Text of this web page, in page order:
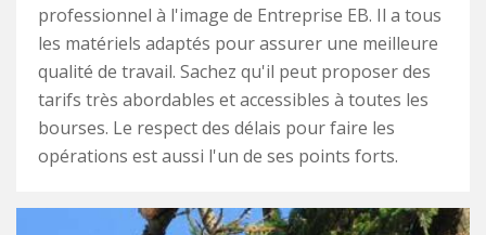
professionnel à l'image de Entreprise EB. Il a tous
les matériels adaptés pour assurer une meilleure
qualité de travail. Sachez qu'il peut proposer des
tarifs très abordables et accessibles à toutes les
bourses. Le respect des délais pour faire les
opérations est aussi l'un de ses points forts.